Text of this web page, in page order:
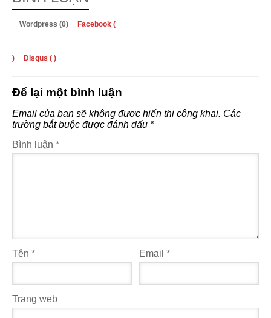
Wordpress (0) Facebook (
) Disqus ( )
Để lại một bình luận
Email của bạn sẽ không được hiển thị công khai. Các
trường bắt buộc được đánh dấu *
Bình luận *
Tên * Email*
Trang web